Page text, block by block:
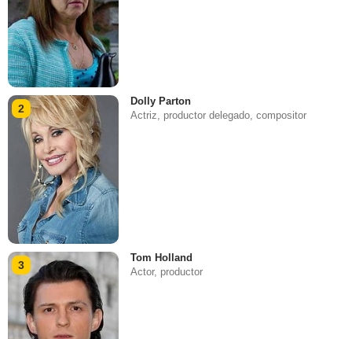
2
Dolly Parton
Actriz, productor delegado, compositor
3
Tom Holland
Actor, productor